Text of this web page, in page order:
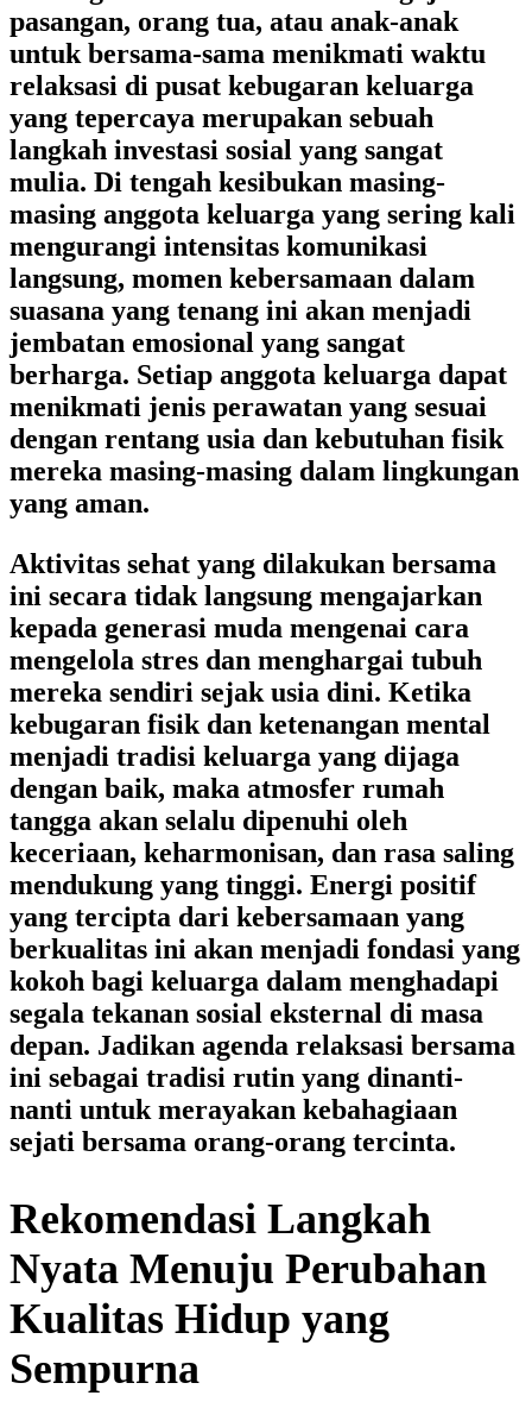
pasangan, orang tua, atau anak-anak
untuk bersama-sama menikmati waktu
relaksasi di pusat kebugaran keluarga
yang tepercaya merupakan sebuah
langkah investasi sosial yang sangat
mulia. Di tengah kesibukan masing-
masing anggota keluarga yang sering kali
mengurangi intensitas komunikasi
langsung, momen kebersamaan dalam
suasana yang tenang ini akan menjadi
jembatan emosional yang sangat
berharga. Setiap anggota keluarga dapat
menikmati jenis perawatan yang sesuai
dengan rentang usia dan kebutuhan fisik
mereka masing-masing dalam lingkungan
yang aman.
Aktivitas sehat yang dilakukan bersama
ini secara tidak langsung mengajarkan
kepada generasi muda mengenai cara
mengelola stres dan menghargai tubuh
mereka sendiri sejak usia dini. Ketika
kebugaran fisik dan ketenangan mental
menjadi tradisi keluarga yang dijaga
dengan baik, maka atmosfer rumah
tangga akan selalu dipenuhi oleh
keceriaan, keharmonisan, dan rasa saling
mendukung yang tinggi. Energi positif
yang tercipta dari kebersamaan yang
berkualitas ini akan menjadi fondasi yang
kokoh bagi keluarga dalam menghadapi
segala tekanan sosial eksternal di masa
depan. Jadikan agenda relaksasi bersama
ini sebagai tradisi rutin yang dinanti-
nanti untuk merayakan kebahagiaan
sejati bersama orang-orang tercinta.
Rekomendasi Langkah
Nyata Menuju Perubahan
Kualitas Hidup yang
Sempurna